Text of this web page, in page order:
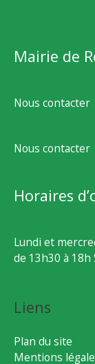
Mairie de
Nous contacter
Nous contacter
Horaires
Lundi et
de 13h30 à
Liens
Plan du site
Mentions